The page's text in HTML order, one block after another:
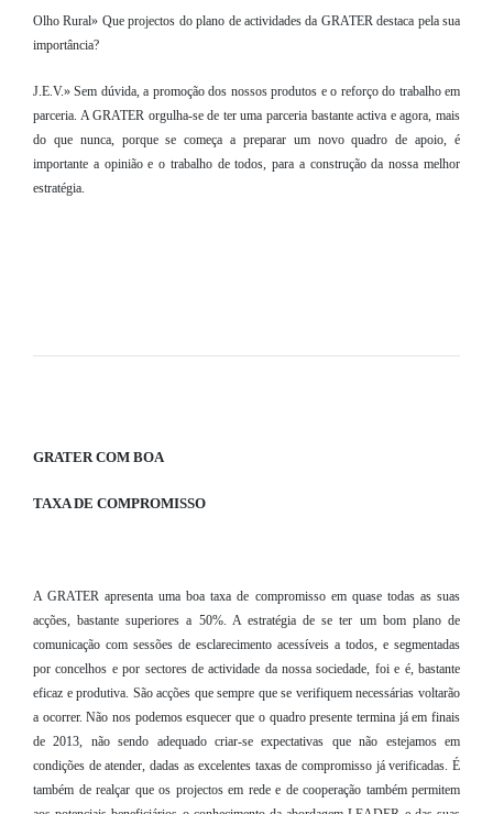
Olho Rural» Que projectos do plano de actividades da GRATER destaca pela sua
importância?
J.E.V.» Sem dúvida, a promoção dos nossos produtos e o reforço do trabalho em
parceria. A GRATER orgulha-se de ter uma parceria bastante activa e agora, mais
do que nunca, porque se começa a preparar um novo quadro de apoio, é
importante a opinião e o trabalho de todos, para a construção da nossa melhor
estratégia.
GRATER COM BOA
TAXA DE COMPROMISSO
A GRATER apresenta uma boa taxa de compromisso em quase todas as suas
acções, bastante superiores a 50%. A estratégia de se ter um bom plano de
comunicação com sessões de esclarecimento acessíveis a todos, e segmentadas
por concelhos e por sectores de actividade da nossa sociedade, foi e é, bastante
eficaz e produtiva. São acções que sempre que se verifiquem necessárias voltarão
a ocorrer. Não nos podemos esquecer que o quadro presente termina já em finais
de 2013, não sendo adequado criar-se expectativas que não estejamos em
condições de atender, dadas as excelentes taxas de compromisso já verificadas. É
também de realçar que os projectos em rede e de cooperação também permitem